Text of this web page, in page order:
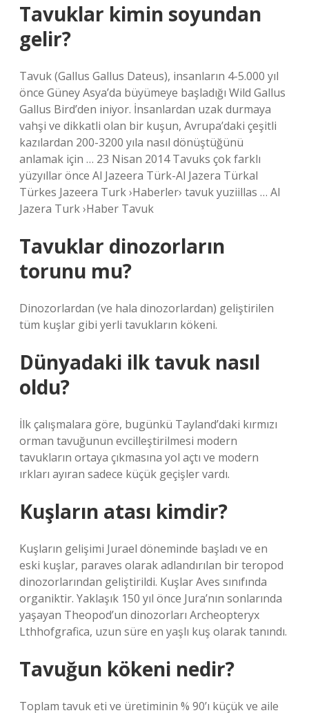
Tavuklar kimin soyundan
gelir?
Tavuk (Gallus Gallus Dateus), insanların 4-5.000 yıl
önce Güney Asya’da büyümeye başladığı Wild Gallus
Gallus Bird’den iniyor. İnsanlardan uzak durmaya
vahşi ve dikkatli olan bir kuşun, Avrupa’daki çeşitli
kazılardan 200-3200 yıla nasıl dönüştüğünü
anlamak için … 23 Nisan 2014 Tavuks çok farklı
yüzyıllar önce Al Jazeera Türk-Al Jazera Türkal
Türkes Jazeera Turk ›Haberler› tavuk yuziillas … Al
Jazera Turk ›Haber Tavuk
Tavuklar dinozorların
torunu mu?
Dinozorlardan (ve hala dinozorlardan) geliştirilen
tüm kuşlar gibi yerli tavukların kökeni.
Dünyadaki ilk tavuk nasıl
oldu?
İlk çalışmalara göre, bugünkü Tayland’daki kırmızı
orman tavuğunun evcilleştirilmesi modern
tavukların ortaya çıkmasına yol açtı ve modern
ırkları ayıran sadece küçük geçişler vardı.
Kuşların atası kimdir?
Kuşların gelişimi Jurael döneminde başladı ve en
eski kuşlar, paraves olarak adlandırılan bir teropod
dinozorlarından geliştirildi. Kuşlar Aves sınıfında
organiktir. Yaklaşık 150 yıl önce Jura’nın sonlarında
yaşayan Theopod’un dinozorları Archeopteryx
Lthhofgrafica, uzun süre en yaşlı kuş olarak tanındı.
Tavuğun kökeni nedir?
Toplam tavuk eti ve üretiminin % 90’ı küçük ve aile